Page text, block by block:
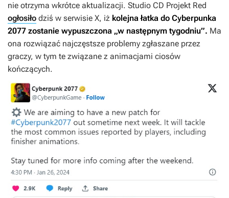
nie otrzyma wkrótce aktualizacji. Studio CD Projekt Red
ogłosiło dziś w serwisie X, iż kolejna łatka do Cyberpunka
2077 zostanie wypuszczona „w następnym tygodniu”. Ma
ona rozwiązać najczęstsze problemy zgłaszane przez
graczy, w tym te związane z animacjami ciosów
kończących.